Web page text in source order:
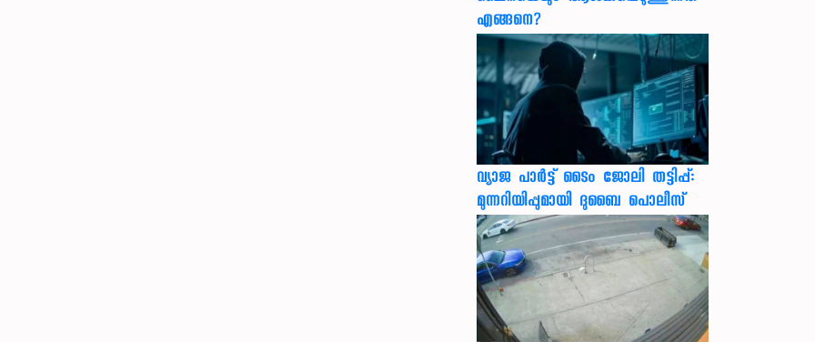
എങ്ങനെ?
വ്യാജ പാർട്ട് ടൈം ജോലി തട്ടിപ്പ്:
മുന്നറിയിപ്പുമായി ദുബൈ പൊലീസ്